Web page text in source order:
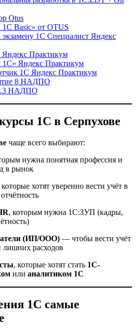
Otus
1С Basic» от OTUS
экзамену 1С Специалист Яндекс
Практикум
1С» Яндекс Практикум
1С Яндекс Практикум
8 НАДПО
НАДПО
1С в Серпухове
чаще всего выбирают:
нужна понятная профессия и
в рынок
которые хотят уверенно вести учёт в
, которым нужна 1С:ЗУП (кадры,
(ИП/ООО) — чтобы вести учёт
лишних расходов
, которые хотят стать 1С-
или аналитиком 1С
1С самые